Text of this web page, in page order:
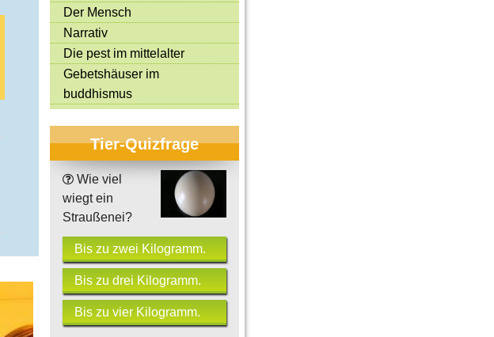
Der Mensch
Narrativ
Die pest im mittelalter
Gebetshäuser im
buddhismus
Tier-Quizfrage
Wie viel
wiegt ein
Straußenei?
Bis zu zwei Kilogramm.
Bis zu drei Kilogramm.
Bis zu vier Kilogramm.